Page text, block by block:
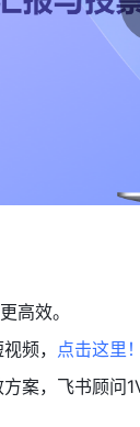
高效。
频， 点击这里！
案，飞书顾问